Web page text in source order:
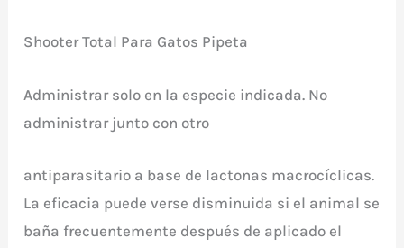
Shooter Total Para Gatos Pipeta
Administrar solo en la especie indicada. No
administrar junto con otro
antiparasitario a base de lactonas macrocíclicas.
La eficacia puede verse disminuida si el animal se
baña frecuentemente después de aplicado el